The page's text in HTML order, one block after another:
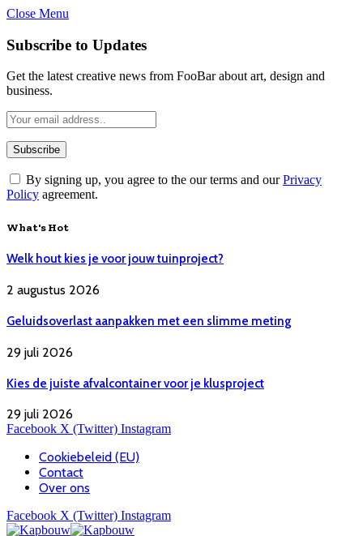
Close Menu
Subscribe to Updates
Get the latest creative news from FooBar about art, design and
business.
By signing up, you agree to the our terms and ourPrivacy
Policy agreement.
What's Hot
Welk hout kies je voor jouw tuinproject?
2 augustus 2026
Geluidsoverlast aanpakken met een slimme meting
29 juli 2026
Kies de juiste afvalcontainer voor je klusproject
29 juli 2026
Facebook X (Twitter) Instagram
Cookiebeleid (EU)
Contact
Over ons
Facebook X (Twitter) Instagram